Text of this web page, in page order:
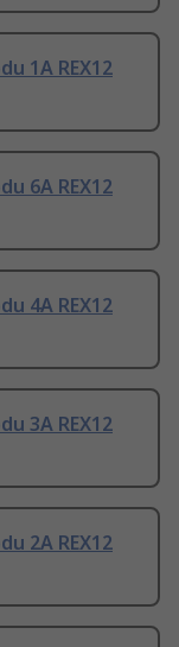
1A REX12
6A REX12
4A REX12
3A REX12
2A REX12